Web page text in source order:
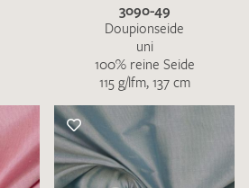
3090-49
Doupionseide
uni
100% reine Seide
115 g/lfm, 137 cm